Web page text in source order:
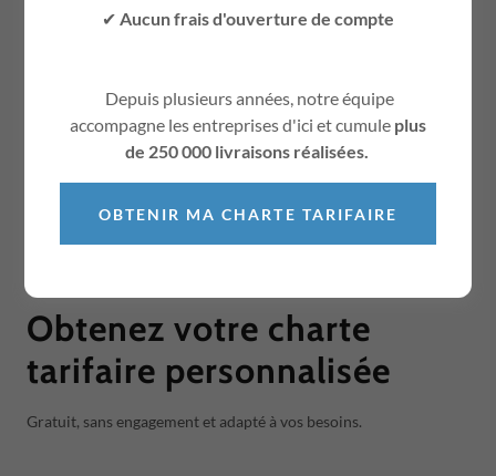
Montréal, Laval et la Rive-Nordpour la
service des entreprises et des
particuliers.
VOIR LES TERRITOIRES DESSERVIS
Obtenez votre charte
tarifaire personnalisée
Gratuit, sans engagement et adapté à vos besoins.
✔ Aucun frais d'ouverture de compte
Depuis plusieurs années, notre équipe
accompagne les entreprises d'ici et cumule plus
de 250 000 livraisons réalisées.
OBTENIR MA CHARTE TARIFAIRE